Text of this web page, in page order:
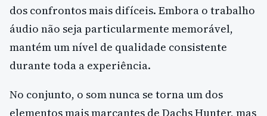
dos confrontos mais difíceis. Embora o trabalho
áudio não seja particularmente memorável,
mantém um nível de qualidade consistente
durante toda a experiência.
No conjunto, o som nunca se torna um dos
elementos mais marcantes de Dachs Hunter, mas